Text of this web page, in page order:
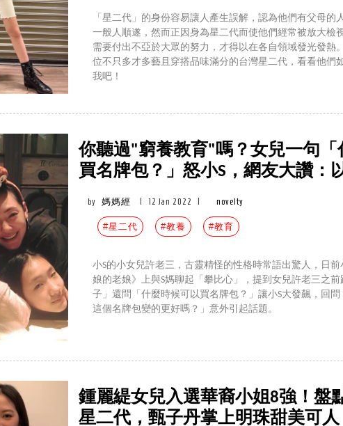
「星二代」的身份容易讓人產生誤解，認為他們有父母的
一般人順遂，然而正因身為星二代而使他們經常被放大檢
需要付出不亞於大眾的努力，才得以在各自領域發光發熱
位不只多才多藝且穿搭品味滿分的台灣星二代，看看他們
我吧！
你聽過"窮養教育"嗎？女兒一句「
買名牌包？」怒小S，網友大讚：
by 媽媽經 12 Jan 2022 novelty
#星二代 #教養 #教育
小S的小女兒許老三，古靈精怪的性格時常語出驚人，日前
娘的老娘》上與S媽聊起「攀比心」，提到女兒許老三之
子」還問「什麼時候可以買名牌包？」讓小S大發飆，回
這個名牌包變的更好嗎？」意外引起話題。
鍾麗緹女兒入選華裔小姐8強！盤
星二代，甄子丹掌上明珠甜美可